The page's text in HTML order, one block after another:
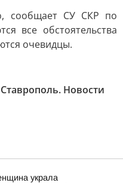
сообщает СУ СКР по
все обстоятельства
очевидцы.
Новости
украла